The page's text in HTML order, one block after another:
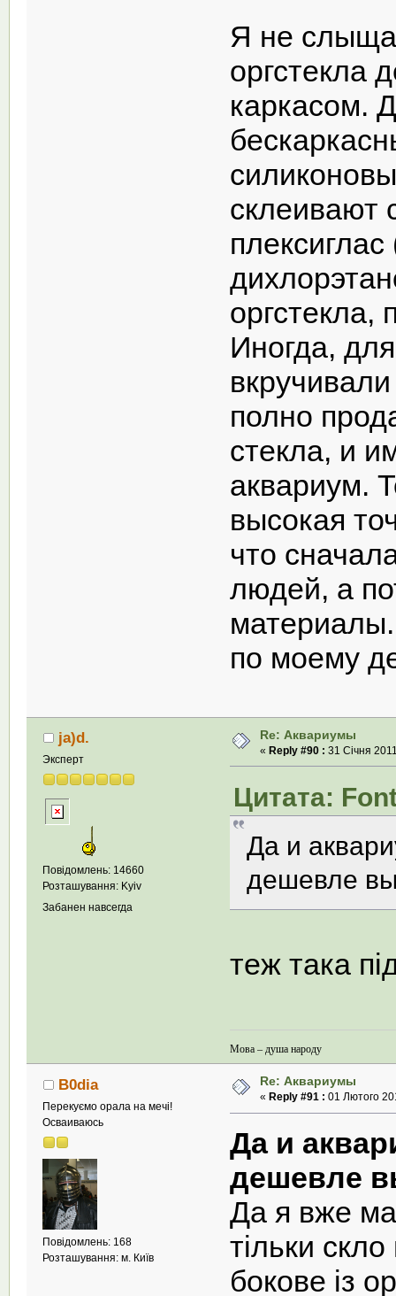
Я не
оргстекла
каркасом.
склеивают
оргстекла,
Иногда,
полно
стекла, и
аквариум.
высокая
что
людей, а
по моему
ja)d.
Эксперт
Повідомлень: 14660
Розташування: Kyiv
Забанен навсегда
Re: Аквариумы
« Reply #90 : 31 Січня
Цитата:
Да и
дешевле
теж така
Мова – душа народу
B0dia
Перекуємо орала на мечі!
Осваиваюсь
Повідомлень: 168
Розташування: м. Київ
Re: Аквариумы
« Reply #91 : 01 Лютого
Да и
дешевле
Да я вже
тільки
бокове із